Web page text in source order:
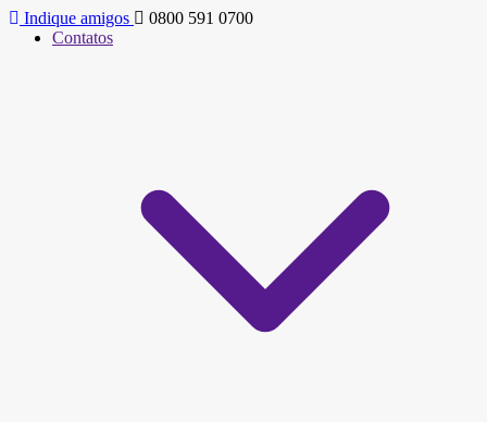
Indique amigos
0800 591 0700
Contatos